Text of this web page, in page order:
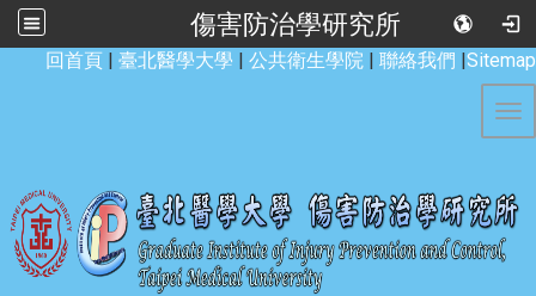
傷害防治學研究所
回首頁 | 臺北醫學大學 | 公共衛生學院 | 聯絡我們 |Sitemap